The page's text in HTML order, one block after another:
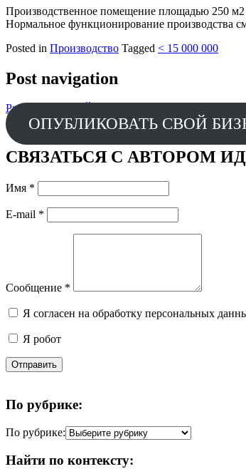
Производственное помещение площадью 250 м2
Нормальное функционирование производства
Posted in Производство Tagged < 15 000 000
Post navigation
Prev
ОПУБЛИКОВАТЬ СВОЙ
СВЯЗАТЬСЯ С АВТОРОМ
Имя *
E-mail *
Сообщение *
Я согласен на обработку персональных
Я робот
Отправить
По рубрике:
По рубрике:
Найти по контексту: